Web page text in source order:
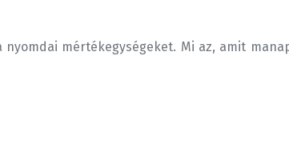
mértékegységeket. Mi az, amit